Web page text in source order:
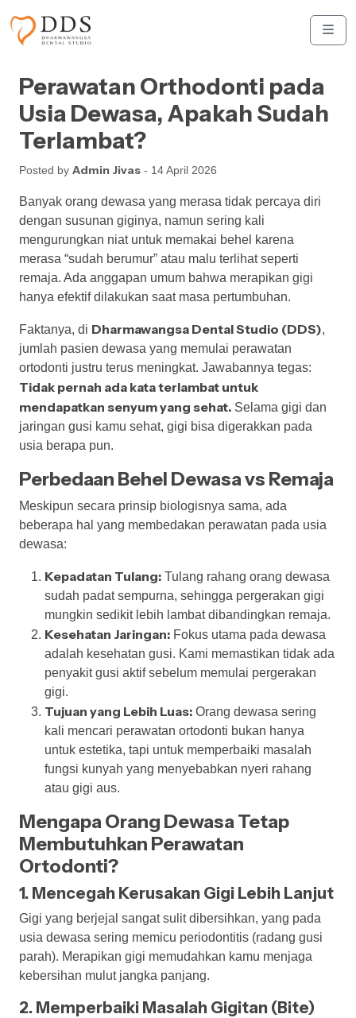
Perawatan Orthodonti pada
Usia Dewasa, Apakah Sudah
Terlambat?
Posted by Admin Jivas - 14 April 2026
Banyak orang dewasa yang merasa tidak percaya diri
dengan susunan giginya, namun sering kali
mengurungkan niat untuk memakai behel karena
merasa “sudah berumur” atau malu terlihat seperti
remaja. Ada anggapan umum bahwa merapikan gigi
hanya efektif dilakukan saat masa pertumbuhan.
Faktanya, di Dharmawangsa Dental Studio (DDS),
jumlah pasien dewasa yang memulai perawatan
ortodonti justru terus meningkat. Jawabannya tegas:
Tidak pernah ada kata terlambat untuk
mendapatkan senyum yang sehat. Selama gigi dan
jaringan gusi kamu sehat, gigi bisa digerakkan pada
usia berapa pun.
Perbedaan Behel Dewasa vs Remaja
Meskipun secara prinsip biologisnya sama, ada
beberapa hal yang membedakan perawatan pada usia
dewasa:
Kepadatan Tulang: Tulang rahang orang dewasa
sudah padat sempurna, sehingga pergerakan gigi
mungkin sedikit lebih lambat dibandingkan remaja.
Kesehatan Jaringan: Fokus utama pada dewasa
adalah kesehatan gusi. Kami memastikan tidak ada
penyakit gusi aktif sebelum memulai pergerakan
gigi.
Tujuan yang Lebih Luas: Orang dewasa sering
kali mencari perawatan ortodonti bukan hanya
untuk estetika, tapi untuk memperbaiki masalah
fungsi kunyah yang menyebabkan nyeri rahang
atau gigi aus.
Mengapa Orang Dewasa Tetap
Membutuhkan Perawatan
Ortodonti?
1. Mencegah Kerusakan Gigi Lebih Lanjut
Gigi yang berjejal sangat sulit dibersihkan, yang pada
usia dewasa sering memicu periodontitis (radang gusi
parah). Merapikan gigi memudahkan kamu menjaga
kebersihan mulut jangka panjang.
2. Memperbaiki Masalah Gigitan (Bite)